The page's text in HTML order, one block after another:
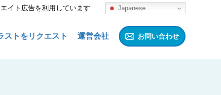
イト広告を利用しています Japanese
ストをリクエスト 運営会社 お問い合わせ